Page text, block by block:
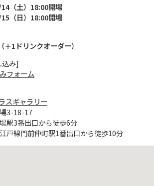
（土）18:00開場
（日）18:00開場
＋1ドリンクオーダー）
込み]
フォーム
スギャラリー
3-18-17
駅3番出口から徒歩6分
戸線門前仲町駅1番出口から徒歩10分